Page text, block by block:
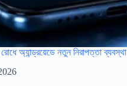
অ্যান্ড্রয়েডে নতুন নিরাপত্তা ব্যবস্থা